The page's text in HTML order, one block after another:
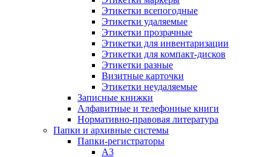
Этикетки всепогодные
Этикетки удаляемые
Этикетки прозрачные
Этикетки для инвентаризации
Этикетки для компакт-дисков
Этикетки разные
Визитные карточки
Этикетки неудаляемые
Записные книжки
Алфавитные и телефонные книги
Нормативно-правовая литература
Папки и архивные системы
Папки-регистраторы
А3